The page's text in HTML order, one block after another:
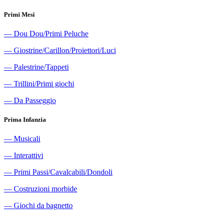
Primi Mesi
― Dou Dou/Primi Peluche
― Giostrine/Carillon/Proiettori/Luci
― Palestrine/Tappeti
― Trillini/Primi giochi
― Da Passeggio
Prima Infanzia
― Musicali
― Interattivi
― Primi Passi/Cavalcabili/Dondoli
― Costruzioni morbide
― Giochi da bagnetto